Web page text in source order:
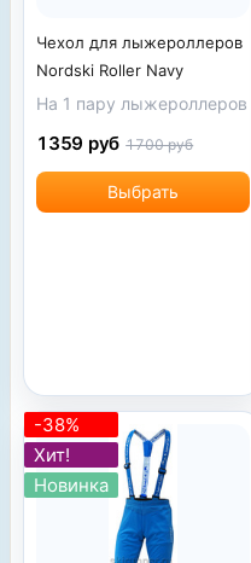
Чехол для лыжероллеров
Nordski Roller Navy
На 1 пару лыжероллеров
Выбрать
1359 руб 1700 руб
-38%
Хит!
Новинка